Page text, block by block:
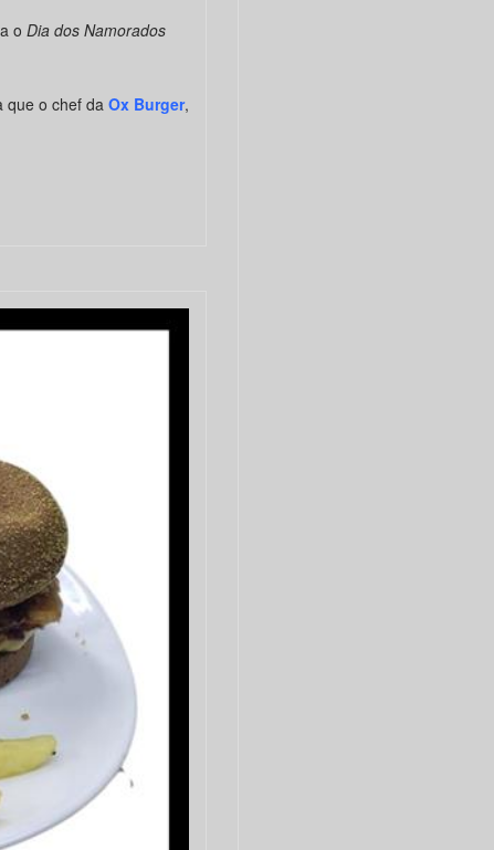
o Dia dos Namorados
que o chef da Ox Burger,